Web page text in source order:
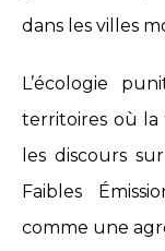
dans les villes
L’écologie
territoires où la
les discours
Faibles
comme une